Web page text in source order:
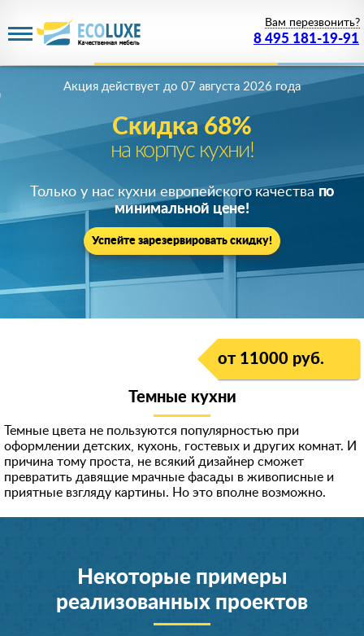
8 495 181-19-91
Вам перезвонить?
Скидка 68%
на корпус кухни!
Акция действует до 07 августа 2026 года
Только у нас кухни европейского качества по
минимальной цене!
Успейте зарезервировать скидку!
от 11000 руб.
Темные кухни
Темные цвета не пользуются популярностью при
оформлении детских, кухонь, гостевых и других комнат. И
причина тому проста, не всякий дизайнер сможет
превратить давящие мрачные фасады в живописные и
приятные взгляду картины. Но это вполне возможно.
Некоторые примеры
реализованных проектов